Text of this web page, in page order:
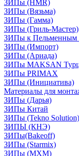
ЗИПы (HMR)
ЗИПы (Вязьма)
ЗИПы (Гамма)
ЗИПы (Гриль-Мастер)
ЗИПы к Пельменным
ЗИПы (Импорт)
ЗИПы (Ариада)
ЗИПы MAKSAN
ЗИПы PRIMAX
ЗИПы (Инициатива)
Материалы для
ЗИПы (Дарья)
ЗИПы Китай
ЗИПы (Tekno Solution)
ЗИПЫ (КНЭ)
ЗИПы(Bakeoff)
ЗИПы (Starmix)
ЗИПы (МХМ)